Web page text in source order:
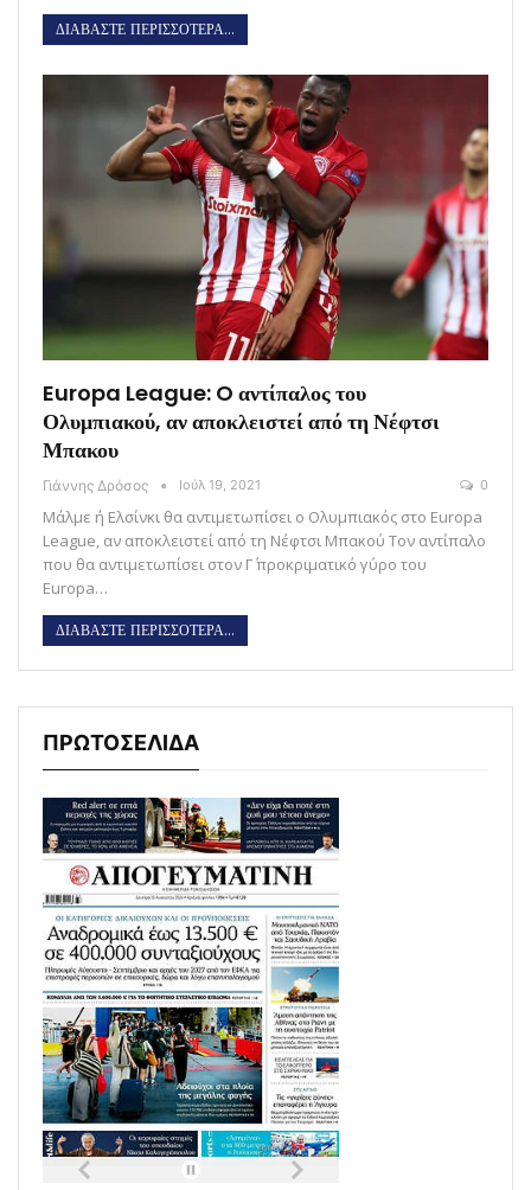
ΔΙΑΒΑΣΤΕ ΠΕΡΙΣΣΟΤΕΡΑ...
Europa League: O αντίπαλος του
Ολυμπιακού, αν αποκλειστεί από τη Νέφτσι
Μπακου
Γιάννης Δρόσος Ιούλ 19, 2021 0
Μάλμε ή Ελσίνκι θα αντιμετωπίσει ο Ολυμπιακός στο Europa
League, αν αποκλειστεί από τη Νέφτσι Μπακού Τον αντίπαλο
που θα αντιμετωπίσει στον Γ΄ προκριματικό γύρο του
Europa…
ΔΙΑΒΑΣΤΕ ΠΕΡΙΣΣΟΤΕΡΑ...
ΠΡΩΤΟΣΕΛΙΔΑ